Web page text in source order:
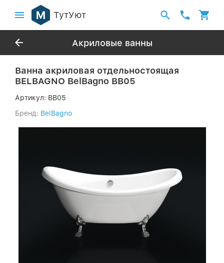
ТутУют
Акриловые ванны
Ванна акриловая отдельностоящая
BELBAGNO BelBagno BB05
Артикул: BB05
Бренд: BelBagno